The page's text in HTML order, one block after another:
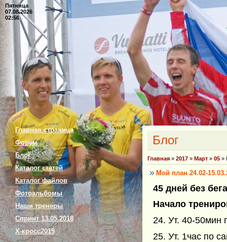
Пятница
07.08.2026
02:56
Главная страница
Форум
Блог
Каталог статей
Каталог файлов
Фотоальбомы
Наши тренеры
Спринт 13.05.2018
Х-кросс2019
Блог
Главная » 2017 » Март » 05 »
Мой план 24.02-
45 дней без
Начало
24. Ут. 40-50мин
25. Ут. 1час по